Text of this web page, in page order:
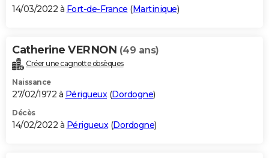
14/03/2022 à Fort-de-France (Martinique)
Catherine VERNON (49 ans)
Créer une cagnotte obsèques
Naissance
27/02/1972 à Périgueux(Dordogne)
Décès
14/02/2022 à Périgueux(Dordogne)